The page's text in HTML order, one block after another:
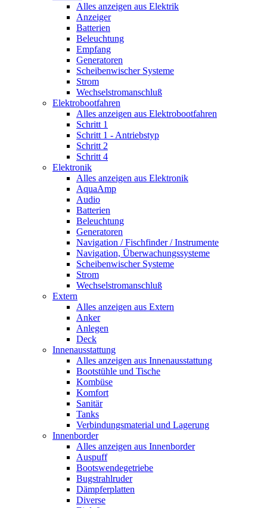
Alles anzeigen aus Elektrik
Anzeiger
Batterien
Beleuchtung
Empfang
Generatoren
Scheibenwischer Systeme
Strom
Wechselstromanschluß
Elektrobootfahren
Alles anzeigen aus Elektrobootfahren
Schritt 1
Schritt 1 - Antriebstyp
Schritt 2
Schritt 4
Elektronik
Alles anzeigen aus Elektronik
AquaAmp
Audio
Batterien
Beleuchtung
Generatoren
Navigation / Fischfinder / Instrumente
Navigation, Überwachungssysteme
Scheibenwischer Systeme
Strom
Wechselstromanschluß
Extern
Alles anzeigen aus Extern
Anker
Anlegen
Deck
Innenausstattung
Alles anzeigen aus Innenausstattung
Bootstühle und Tische
Kombüse
Komfort
Sanitär
Tanks
Verbindungsmaterial und Lagerung
Innenborder
Alles anzeigen aus Innenborder
Auspuff
Bootswendegetriebe
Bugstrahlruder
Dämpferplatten
Diverse